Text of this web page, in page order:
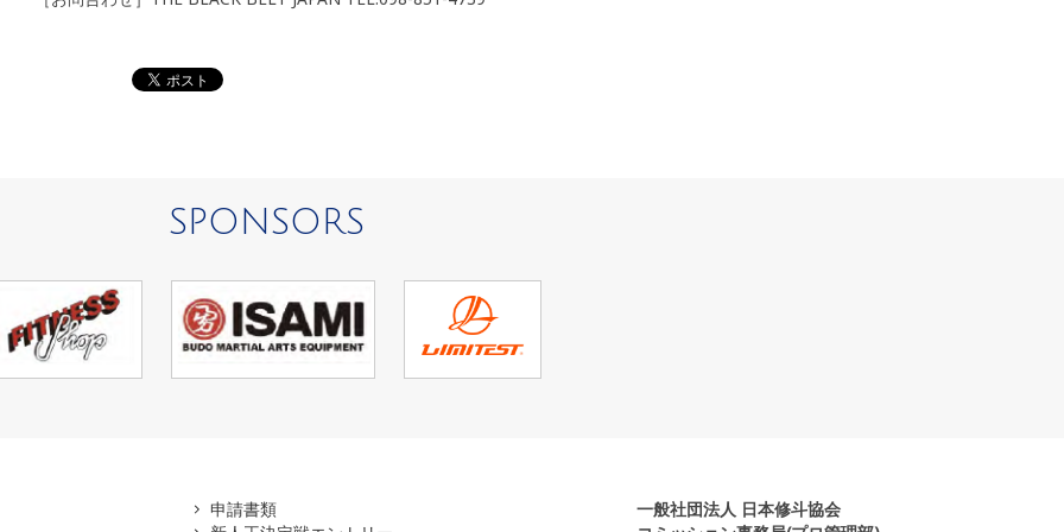
SPONSORS
申請書類
一般社団法人 日本修斗協会